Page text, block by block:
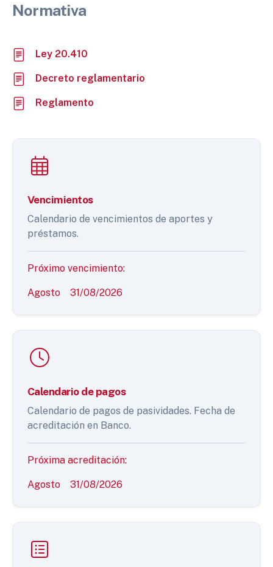
Normativa
Ley 20.410
Decreto reglamentario
Reglamento
Vencimientos
Calendario de vencimientos de aportes y
préstamos.
Próximo vencimiento:
Agosto 31/08/2026
Calendario de pagos
Calendario de pagos de pasividades. Fecha de
acreditación en Banco.
Próxima acreditación:
Agosto 31/08/2026